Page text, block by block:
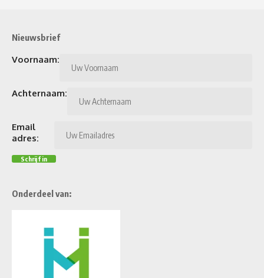
Nieuwsbrief
Voornaam:
Achternaam:
Email
adres:
Onderdeel van: